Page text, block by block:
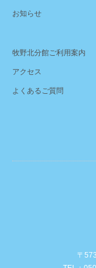
お知らせ
牧野北分館ご利用案内
アクセス
よくあるご質問
〒